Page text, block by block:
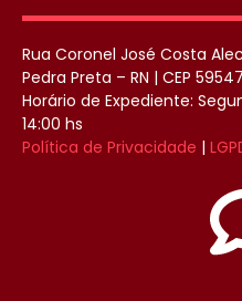
Rua Coronel José Costa
Pedra Preta – RN | CEP
Horário de Expediente:
14:00 hs
Política de Privacidade |